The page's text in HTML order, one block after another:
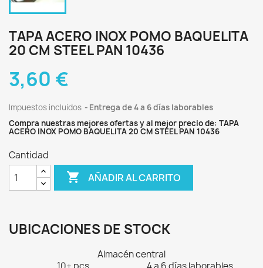
TAPA ACERO INOX POMO BAQUELITA
20 CM STEEL PAN 10436
3,60 €
Impuestos incluidos
Entrega de 4 a 6 días laborables
Compra nuestras mejores ofertas y al mejor precio de: TAPA
ACERO INOX POMO BAQUELITA 20 CM STEEL PAN 10436
Cantidad
 AÑADIR AL CARRITO
UBICACIONES DE STOCK
Almacén central